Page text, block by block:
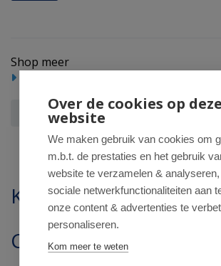
Shop meer
Tena Silhouet classic+ high waist
Klantenservice
Contact
Over de cookies op deze
website
We maken gebruik van cookies om
m.b.t. de prestaties en het gebruik
website te verzamelen &
sociale netwerkfunctionaliteiten aan
onze content & advertenties te
personaliseren.
Kom meer te weten